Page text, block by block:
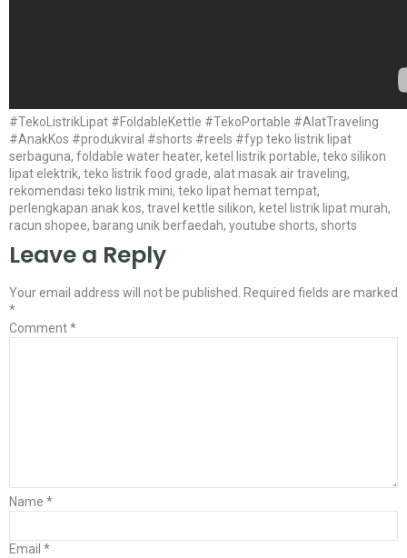
#TekoListrikLipat #FoldableKettle #TekoPortable #AlatTraveling
#AnakKos #produkviral #shorts #reels #fyp teko listrik lipat
serbaguna, foldable water heater, ketel listrik portable, teko silikon
lipat elektrik, teko listrik food grade, alat masak air traveling,
rekomendasi teko listrik mini, teko lipat hemat tempat,
perlengkapan anak kos, travel kettle silikon, ketel listrik lipat murah,
racun shopee, barang unik berfaedah, youtube shorts, shorts
Leave a Reply
Your email address will not be published.
Required fields are marked
*
Comment*
Name *
Email *